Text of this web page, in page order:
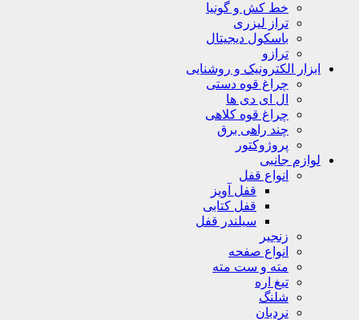
خط کش و گونیا
تراز لیزری
باسکول دیجیتال
ترازو
ابزار الکترونیک و روشنایی
چراغ قوه دستی
ال ای دی ها
چراغ قوه کلاهی
چند راهی برق
پروژوکتور
لوازم جانبی
انواع قفل
قفل آویز
قفل کتابی
سیلندر قفل
زنجیر
انواع صفحه
مته و ست مته
تیغ اره
شلنگ
نردبان